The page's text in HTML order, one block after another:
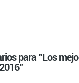
para "Los